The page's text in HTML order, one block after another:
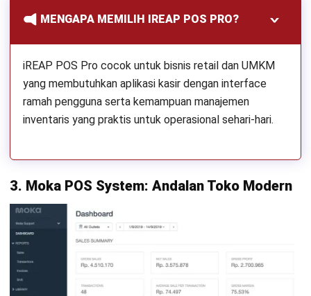
MENGAPA MEMILIH IREAP POS PRO?
iREAP POS Pro cocok untuk bisnis retail dan UMKM
yang membutuhkan aplikasi kasir dengan interface
ramah pengguna serta kemampuan manajemen
inventaris yang praktis untuk operasional sehari-hari.
3. Moka POS System: Andalan Toko Modern